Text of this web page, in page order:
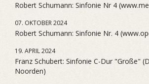
Robert Schumann: Sinfonie Nr 4
07. OKTOBER 2024
Robert Schumann: Sinfonie Nr. 4
19. APRIL 2024
Franz Schubert: Sinfonie C-Dur "Große"
Noorden)